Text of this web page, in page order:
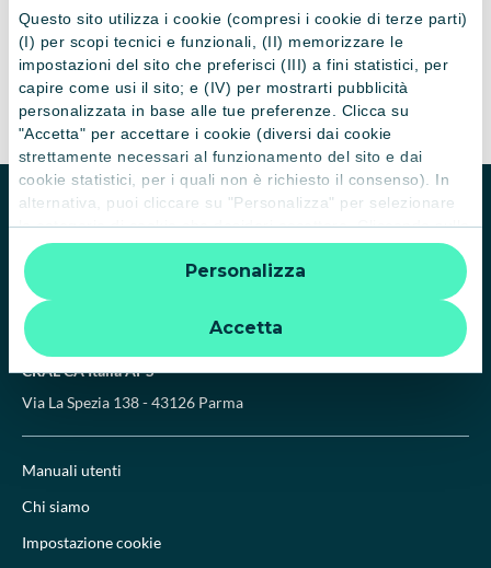
Questo sito utilizza i cookie (compresi i cookie di terze parti)
(I) per scopi tecnici e funzionali, (II) memorizzare le
impostazioni del sito che preferisci (III) a fini statistici, per
capire come usi il sito; e (IV) per mostrarti pubblicità
personalizzata in base alle tue preferenze. Clicca su
"Accetta" per accettare i cookie (diversi dai cookie
strettamente necessari al funzionamento del sito e dai
cookie statistici, per i quali non è richiesto il consenso). In
alternativa, puoi cliccare su "Personalizza" per selezionare
le categorie di cookie che desideri accettare. Cliccando sulla
“X” le impostazioni predefinite vengono lasciate invariate e
quindi la navigazione può continuare senza cookie o altri
strumenti di tracciamento diversi da quelli tecnici. Per
ulteriori informazioni:
informativa privacy
Accetta
Personalizza
Anno di pubblicazione
2024
Nr. Pagine
null
CRAL CA Italia APS
Via La Spezia 138 - 43126 Parma
Manuali utenti
Chi siamo
Impostazione cookie